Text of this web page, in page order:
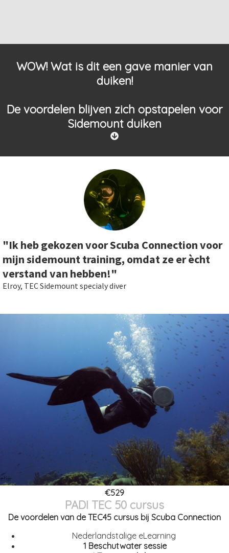
WOW! Wat is dit een gave manier van
duiken!
De voordelen blijven zich opstapelen voor
Sidemount duiken
"Ik heb gekozen voorScuba Connectionvoor
mijn sidemount training, omdat ze er ècht
verstand van hebben!"
Elroy, TEC Sidemount specialy diver
€529
PADI TEC 50 cursus
De voordelen van de TEC45 cursus bij Scuba Connection
Nederlandstalige eLearning
1 Beschutwater sessie